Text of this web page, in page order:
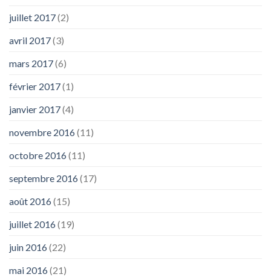
juillet 2017(2)
avril 2017(3)
mars 2017(6)
février 2017(1)
janvier 2017(4)
novembre 2016(11)
octobre 2016(11)
septembre 2016(17)
août 2016(15)
juillet 2016(19)
juin 2016(22)
mai 2016(21)